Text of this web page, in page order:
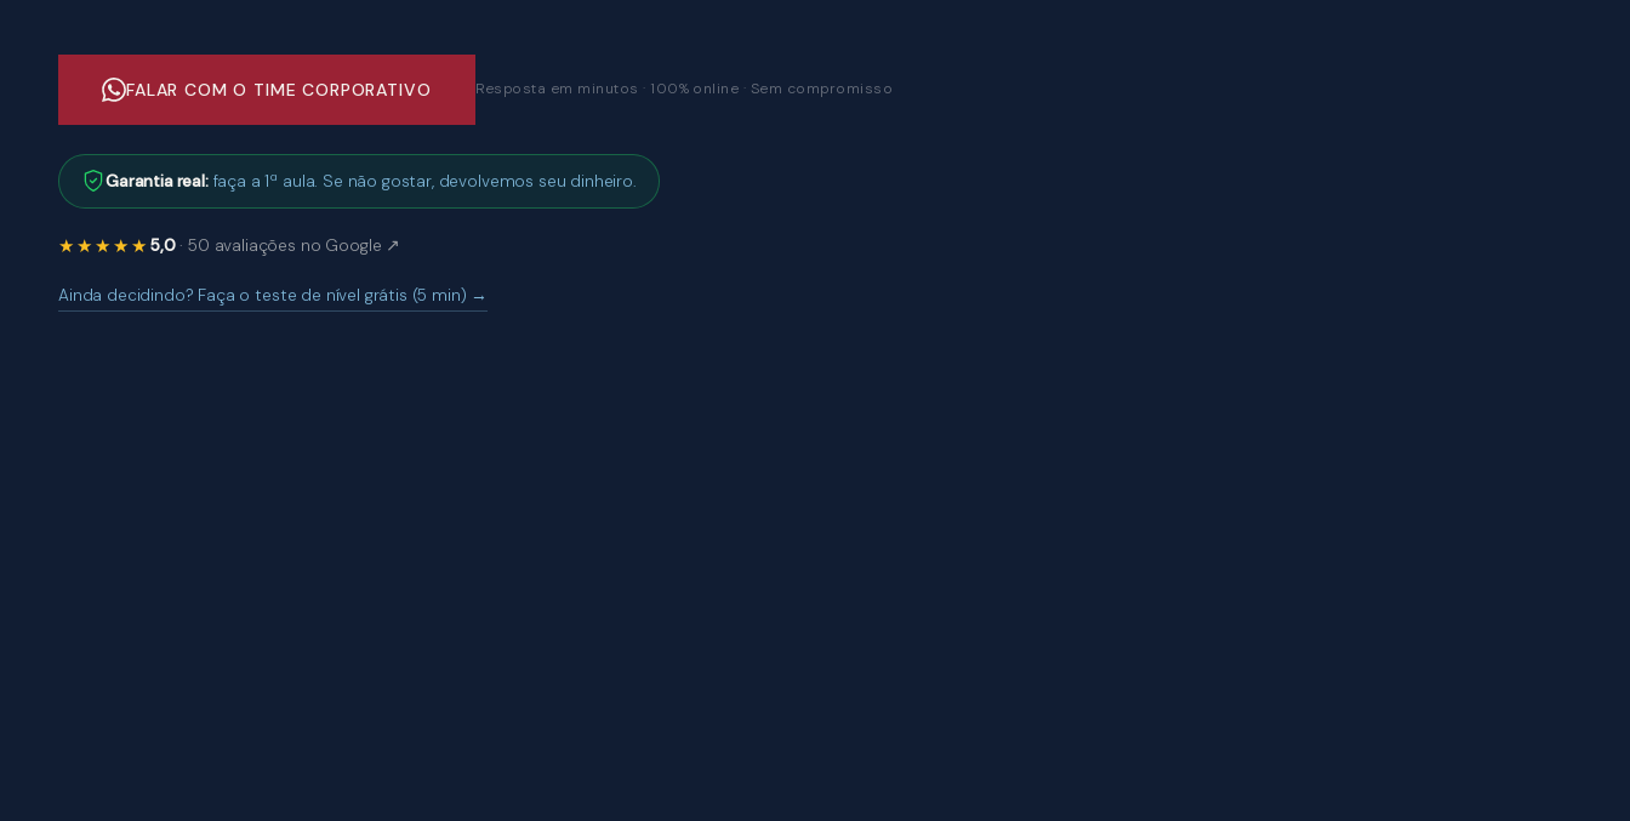
FALAR COM O TIME CORPORATIVO Resposta em minutos · 100% online · Sem compromisso
Garantia real:faça a 1ª aula. Se não gostar, devolvemos seu dinheiro.
★★★★★ 5,0· 50 avaliações no Google ↗
Ainda decidindo? Faça o teste de nível grátis (5 min) →